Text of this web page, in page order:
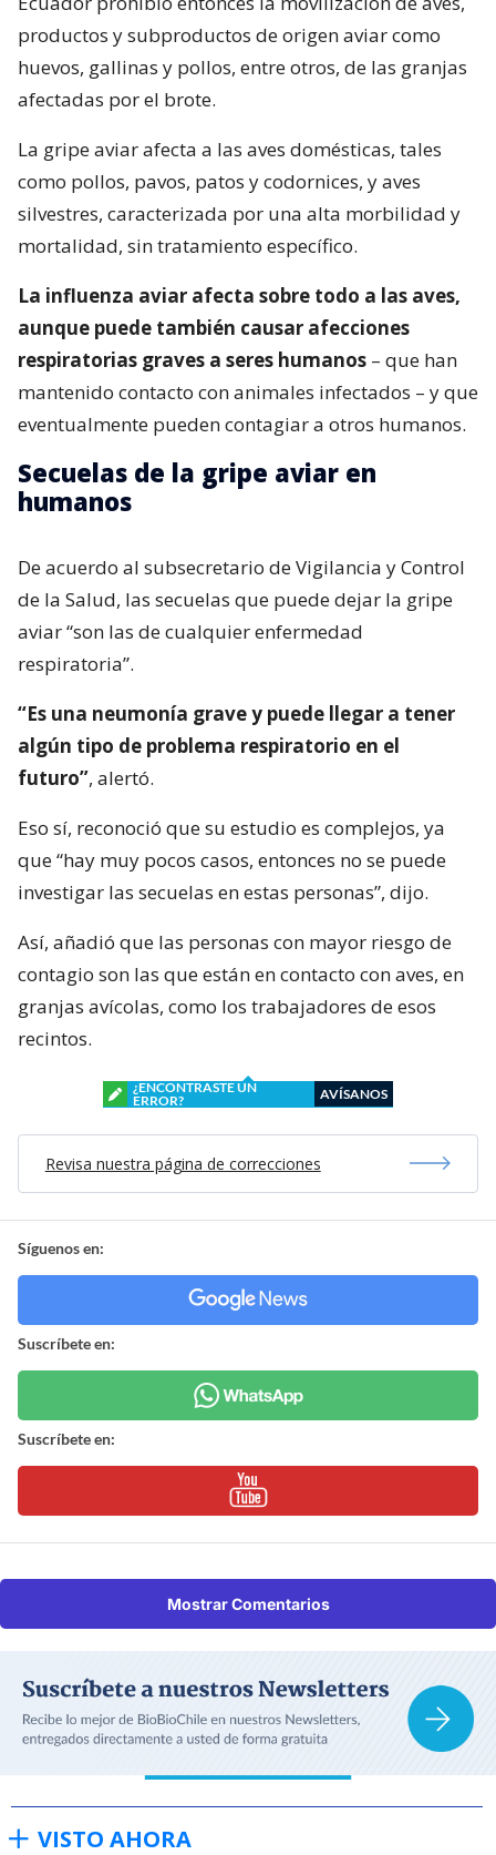
productos y subproductos de origen aviar como
huevos, gallinas y pollos, entre otros, de las granjas
afectadas por el brote.
La gripe aviar afecta a las aves domésticas, tales
como pollos, pavos, patos y codornices, y aves
silvestres, caracterizada por una alta morbilidad y
mortalidad, sin tratamiento específico.
La influenza aviar afecta sobre todo a las aves,
aunque puede también causar afecciones
respiratorias graves a seres humanos – que han
mantenido contacto con animales infectados – y que
eventualmente pueden contagiar a otros humanos.
Secuelas de la gripe aviar en
humanos
De acuerdo al subsecretario de Vigilancia y Control
de la Salud, las secuelas que puede dejar la gripe
aviar “son las de cualquier enfermedad
respiratoria”.
“Es una neumonía grave y puede llegar a tener
algún tipo de problema respiratorio en el
futuro”, alertó.
Eso sí, reconoció que su estudio es complejos, ya
que “hay muy pocos casos, entonces no se puede
investigar las secuelas en estas personas”, dijo.
Así, añadió que las personas con mayor riesgo de
contagio son las que están en contacto con aves, en
granjas avícolas, como los trabajadores de esos
recintos.
¿ENCONTRASTE UN
ERROR?
AVÍSANOS
Revisa nuestra página de correcciones
Síguenos en:
Suscríbete en:
Suscríbete en:
Mostrar Comentarios
VISTO AHORA